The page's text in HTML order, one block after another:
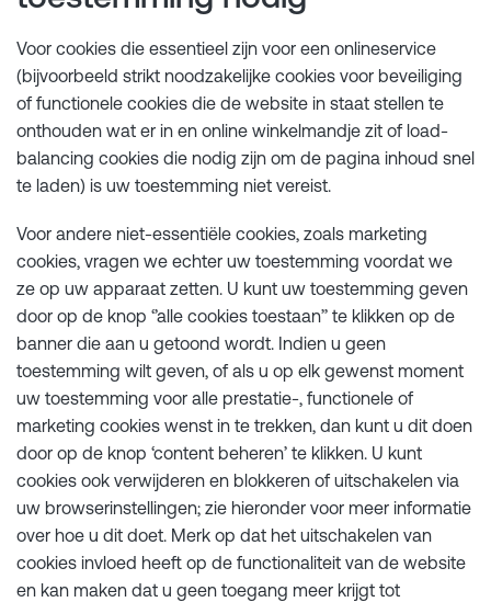
Voor cookies die essentieel zijn voor een onlineservice
(bijvoorbeeld strikt noodzakelijke cookies voor beveiliging
of functionele cookies die de website in staat stellen te
onthouden wat er in en online winkelmandje zit of load-
balancing cookies die nodig zijn om de pagina inhoud snel
te laden) is uw toestemming niet vereist.
Voor andere niet-essentiële cookies, zoals marketing
cookies, vragen we echter uw toestemming voordat we
ze op uw apparaat zetten. U kunt uw toestemming geven
door op de knop ‘’alle cookies toestaan’’ te klikken op de
banner die aan u getoond wordt. Indien u geen
toestemming wilt geven, of als u op elk gewenst moment
uw toestemming voor alle prestatie-, functionele of
marketing cookies wenst in te trekken, dan kunt u dit doen
door op de knop ‘content beheren’ te klikken. U kunt
cookies ook verwijderen en blokkeren of uitschakelen via
uw browserinstellingen; zie hieronder voor meer informatie
over hoe u dit doet. Merk op dat het uitschakelen van
cookies invloed heeft op de functionaliteit van de website
en kan maken dat u geen toegang meer krijgt tot